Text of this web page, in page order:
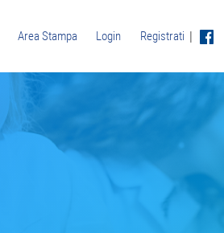
Area Stampa Login Registrati |